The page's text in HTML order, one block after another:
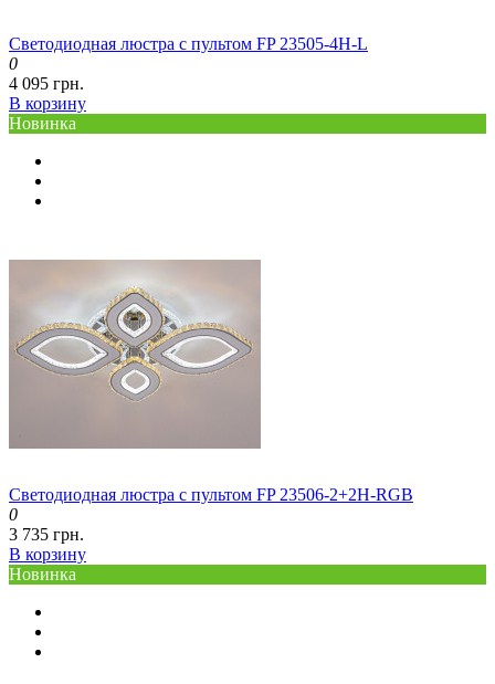
Светодиодная люстра с пультом FP 23505-4H-L
0
4 095 грн.
В корзину
Новинка
Светодиодная люстра с пультом FP 23506-2+2H-RGB
0
3 735 грн.
В корзину
Новинка